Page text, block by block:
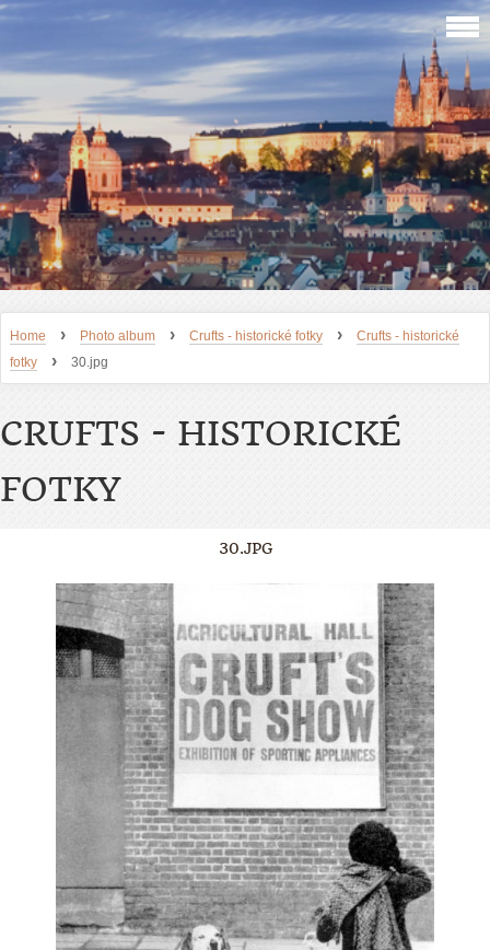
Home › Photo album › Crufts - historické fotky ›
Crufts - historické
fotky
› 30.jpg
CRUFTS - HISTORICKÉ
FOTKY
30.JPG